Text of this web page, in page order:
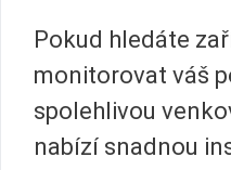
Pokud hledáte
monitorovat váš
spolehlivou
nabízí snadnou